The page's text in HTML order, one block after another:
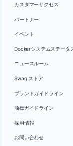
カスタマーサクセス
パートナー
イベント
Dockerシステムステータ
ニュースルーム
Swag ストア
ブランドガイドライン
商標ガイドライン
採用情報
お問い合わせ